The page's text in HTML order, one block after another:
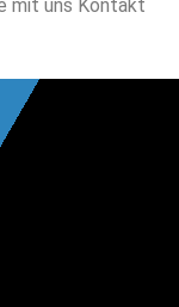
mit uns Kontakt